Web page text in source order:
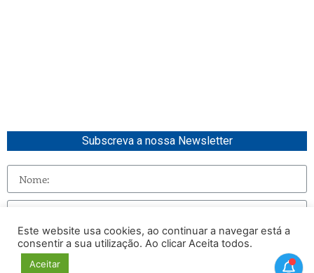
Subscreva a nossa Newsletter
Enviar
Este website usa cookies, ao continuar a navegar está a
consentir a sua utilização. Ao clicar Aceita todos.
Aceitar